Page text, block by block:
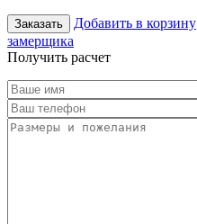
Заказать Добавить в корзину
замерщика
Получить расчет